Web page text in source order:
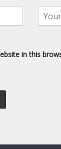
in this